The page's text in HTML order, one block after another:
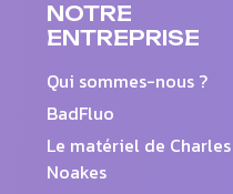
NOTRE
ENTREPRISE
Qui sommes-nous ?
BadFluo
Le matériel de Charles
Noakes